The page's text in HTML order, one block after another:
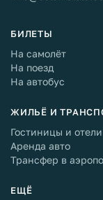
БИЛЕТЫ
На самолёт
На поезд
На автобус
ЖИЛЬЁ И
Гостиницы и отели
Аренда авто
Трансфер в
ЕЩЁ